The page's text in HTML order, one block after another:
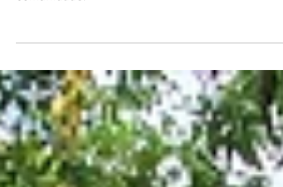
das Pedras
Mais de 42 mil eleitores estavam aptos a votar na
comunidade.